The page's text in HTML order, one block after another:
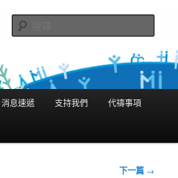
金會有限公司
International
尋
消息速遞 支持我們 代禱事項
下一篇 →